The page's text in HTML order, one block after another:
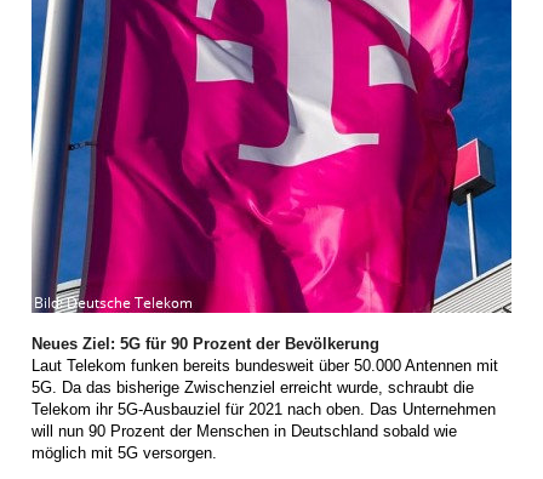
Neues Ziel: 5G für 90 Prozent der Bevölkerung
Laut Telekom funken bereits bundesweit über 50.000 Antennen mit
5G. Da das bisherige Zwischenziel erreicht wurde, schraubt die
Telekom ihr 5G-Ausbauziel für 2021 nach oben. Das Unternehmen
will nun 90 Prozent der Menschen in Deutschland sobald wie
möglich mit 5G versorgen.